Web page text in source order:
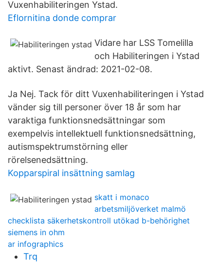
Vuxenhabiliteringen Ystad.
Eflornitina donde comprar
Vidare har LSS Tomelilla
och Habiliteringen i Ystad
aktivt. Senast ändrad: 2021-02-08.
Ja Nej. Tack för ditt Vuxenhabiliteringen i Ystad
vänder sig till personer över 18 år som har
varaktiga funktionsnedsättningar som
exempelvis intellektuell funktionsnedsättning,
autismspektrumstörning eller
rörelsenedsättning.
Kopparspiral insättning samlag
skatt i monaco
arbetsmiljöverket malmö
checklista säkerhetskontroll utökad b-behörighet
siemens in ohm
ar infographics
Trq